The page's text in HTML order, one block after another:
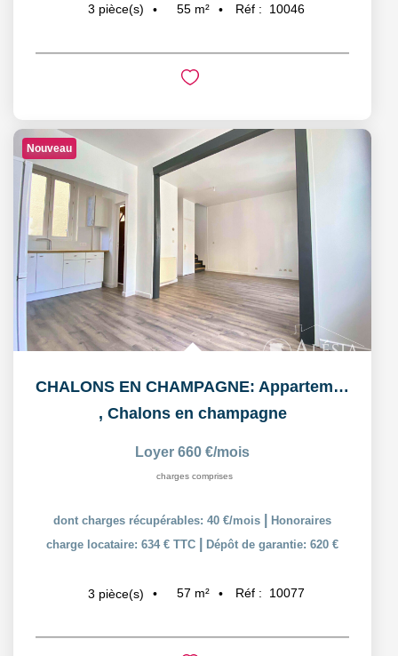
3 pièce(s) 55 m² Réf : 10046
Nouveau
CHALONS EN CHAMPAGNE: Appartement T3 en duplex
, Chalons en champagne
Loyer 660 €/mois
charges comprises
dont charges récupérables: 40 €/mois
Honoraires
charge locataire: 634 € TTC
Dépôt de garantie: 620 €
3 pièce(s) 57 m² Réf : 10077